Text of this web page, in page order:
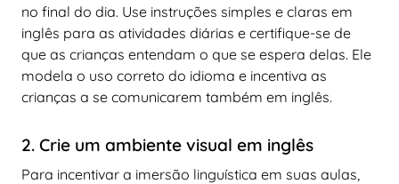
no final do dia. Use instruções simples e claras em
inglês para as atividades diárias e certifique-se de
que as crianças entendam o que se espera delas. Ele
modela o uso correto do idioma e incentiva as
crianças a se comunicarem também em inglês.
2. Crie um ambiente visual em inglês
Para incentivar a imersão linguística em suas aulas,